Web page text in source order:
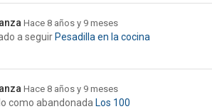
Hace 8 años y 9 meses
a seguir Pesadilla en la cocina
Hace 8 años y 9 meses
como abandonada Los 100